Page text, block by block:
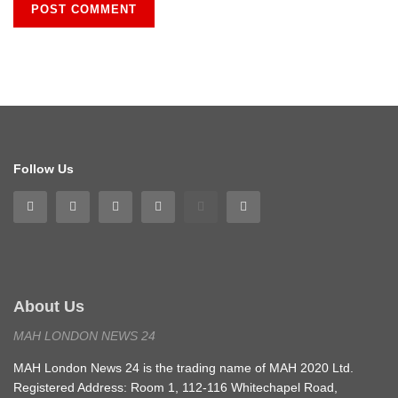
Follow Us
About Us
MAH LONDON NEWS 24
MAH London News 24 is the trading name of MAH 2020 Ltd.
Registered Address: Room 1, 112-116 Whitechapel Road,